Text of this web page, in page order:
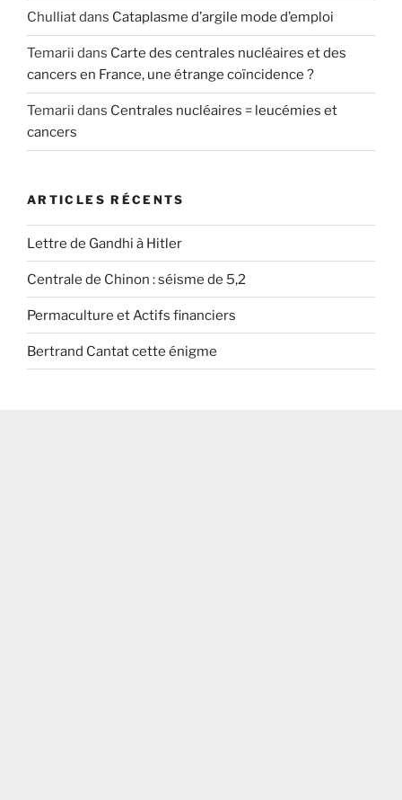
Chulliatdans Cataplasme d’argile mode d’emploi
Temarii dans Carte des centrales nucléaires et des
cancers en France, une étrange coïncidence ?
Temarii dans Centrales nucléaires = leucémies et
cancers
ARTICLES RÉCENTS
Lettre de Gandhi à Hitler
Centrale de Chinon : séisme de 5,2
Permaculture et Actifs financiers
Bertrand Cantat cette énigme